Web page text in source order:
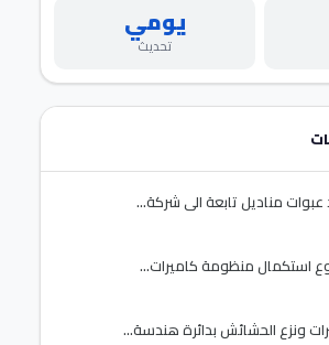
يومي
تحديث
عبوات مناديل تابعة الي شركة...
استكمال منظومة كاميرات...
ونزع الحشائش بدائرة هندسة...